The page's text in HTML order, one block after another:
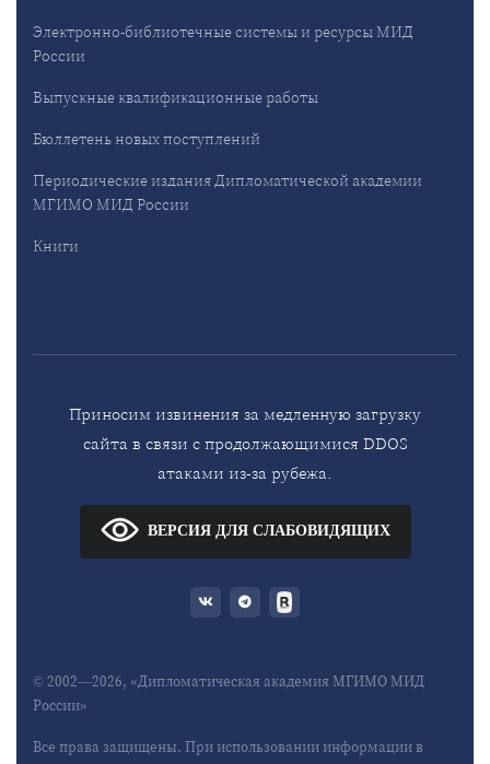
Электронно-библиотечные системы и ресурсы МИД
России
Выпускные квалификационные работы
Бюллетень новых поступлений
Периодические издания Дипломатической академии
МГИМО МИД России
Книги
Приносим извинения за медленную загрузку
сайта в связи с продолжающимися DDOS
атаками из-за рубежа.
ВЕРСИЯ ДЛЯ СЛАБОВИДЯЩИХ
© 2002—2026, «Дипломатическая академия МГИМО МИД
России»
Все права защищены. При использовании информации в